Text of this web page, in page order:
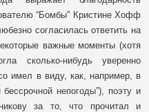
“Бомбы” Кристине Хофф
согласилась ответить на
важные моменты (хотя
сколько-нибудь уверенно
имел в виду, как, например, в
непогоды”), поэту и
за то, что прочитал и